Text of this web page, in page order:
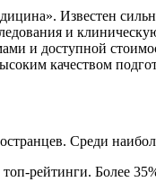
Известен
и
и доступной
качеством
Среди
рейтинги. Более